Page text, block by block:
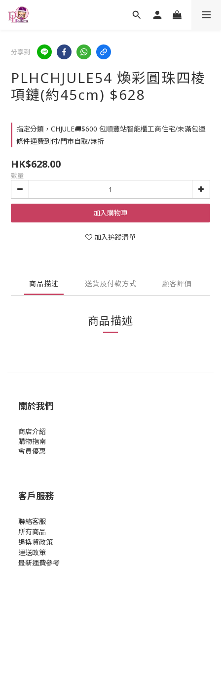
分享到
PLHCHJULE54 煥彩圓珠四棱
項鏈(約45cm) $628
指定分類，CHJULE🚚$600 包順豐站智能櫃工商住宅/未滿包運
條件運費到付/門市自取/無折
HK$628.00
數量
加入購物車
加入追蹤清單
商品描述 送貨及付款方式 顧客評價
商品描述
關於我們
商店介紹
購物指南
會員優惠
客戶服務
聯絡客服
所有商品
退換貨政策
運送政策
最新運費參考